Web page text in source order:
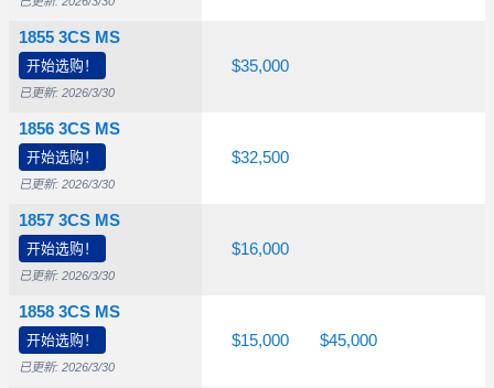
1855 3CS MS
开始选购！
已更新: 2026/3/30
1856 3CS MS
开始选购！
已更新: 2026/3/30
1857 3CS MS
开始选购！
已更新: 2026/3/30
1858 3CS MS
开始选购！
已更新: 2026/3/30
$8,250 $35,000
$2,800 $32,500
$2,850 $16,000
$2,100 $15,000 $45,000